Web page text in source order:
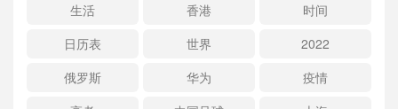
生活
香港
时间
日历表
世界
2022
俄罗斯
华为
疫情